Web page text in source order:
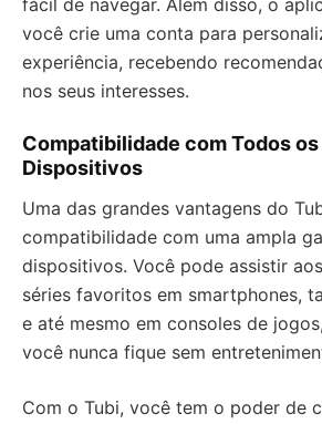
fácil de navegar. Além disso, o
você crie uma conta para
experiência, recebendo
nos seus interesses.
Compatibilidade com Todos os
Dispositivos
Uma das grandes vantagens do
compatibilidade com uma ampla
dispositivos. Você pode assistir
séries favoritos em smartphones,
e até mesmo em consoles de
você nunca fique sem
Com o Tubi, você tem o poder de